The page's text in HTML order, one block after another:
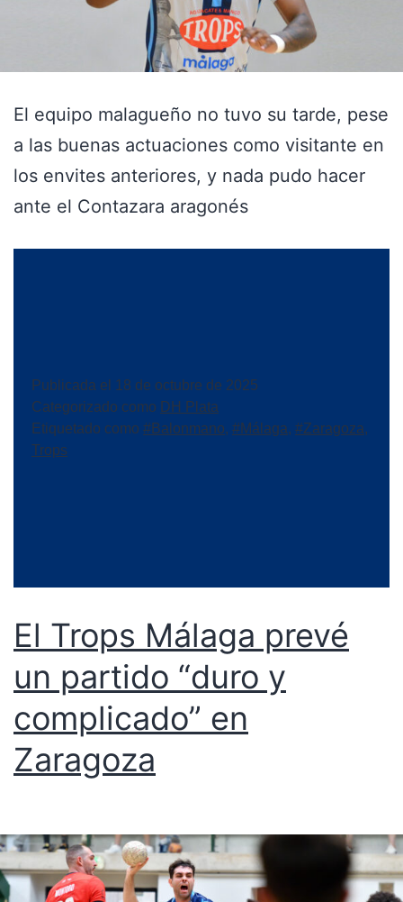
El equipo malagueño no tuvo su tarde, pese
a las buenas actuaciones como visitante en
los envites anteriores, y nada pudo hacer
ante el Contazara aragonés
Publicada el
18 de octubre de 2025
Categorizado como DH Plata
Etiquetado como #Balonmano, #Málaga, #Zaragoza,
Trops
El Trops Málaga prevé
un partido “duro y
complicado” en
Zaragoza